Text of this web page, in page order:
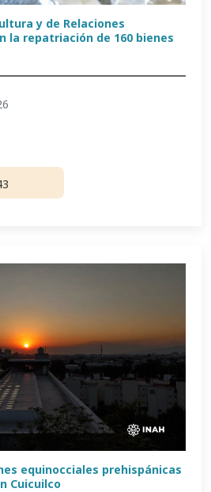
y de Relaciones
la repatriación de 160 bienes
equinocciales prehispánicas
Cuicuilco